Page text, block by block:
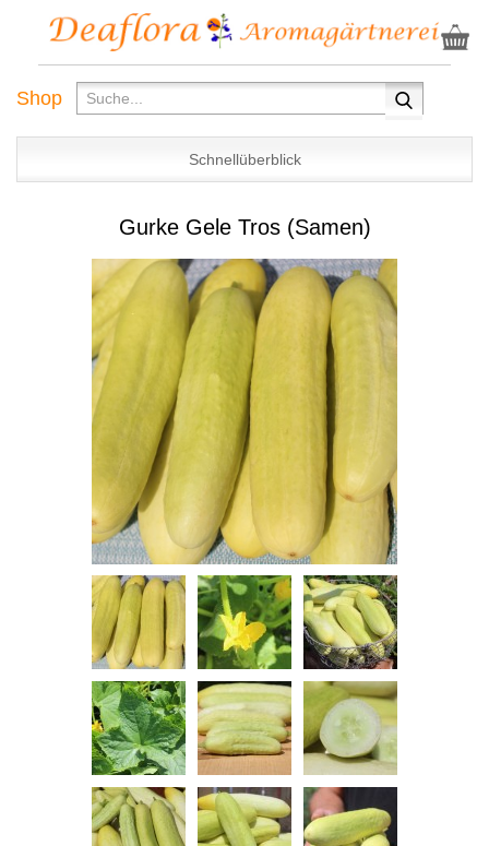
Shop
Schnellüberblick
Gurke Gele Tros (Samen)